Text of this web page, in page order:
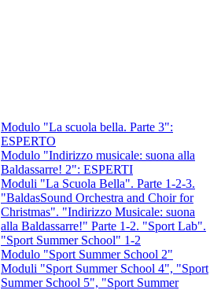
Modulo "La scuola bella. Parte 3":
ESPERTO
Modulo "Indirizzo musicale: suona alla
Baldassarre! 2": ESPERTI
Moduli "La Scuola Bella". Parte 1-2-3.
"BaldasSound Orchestra and Choir for
Christmas". "Indirizzo Musicale: suona
alla Baldassarre!" Parte 1-2. "Sport Lab".
"Sport Summer School" 1-2
Modulo "Sport Summer School 2"
Moduli "Sport Summer School 4", "Sport
Summer School 5", "Sport Summer